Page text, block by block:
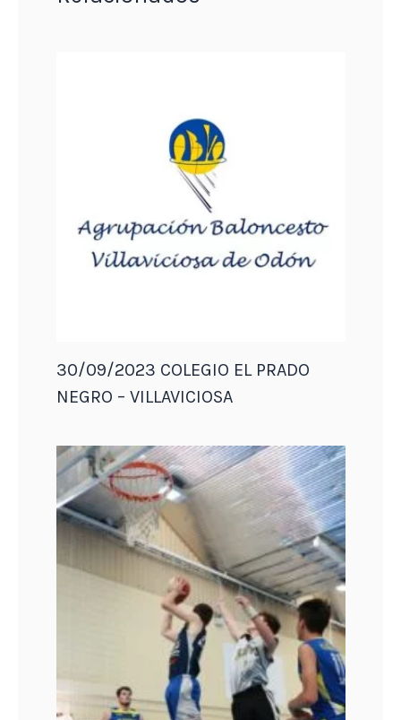
30/09/2023 COLEGIO EL PRADO
NEGRO – VILLAVICIOSA